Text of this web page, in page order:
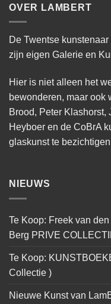
OVER LAMBERT
De Twentse
zijn eigen Galerie en
Hier is niet alleen het
bewonderen, maar ook
Brood, Peter Klashorst,
Heyboer en de CoBrA
glaskunst te
NIEUWS
Te Koop: Freek van
Berg PRIVE
Te Koop:
Collectie )
Nieuwe Kunst van